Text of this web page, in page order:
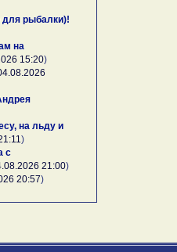
для рыбалки)!
на
15:20)
на льду и
)
с
21:00)
20:57)